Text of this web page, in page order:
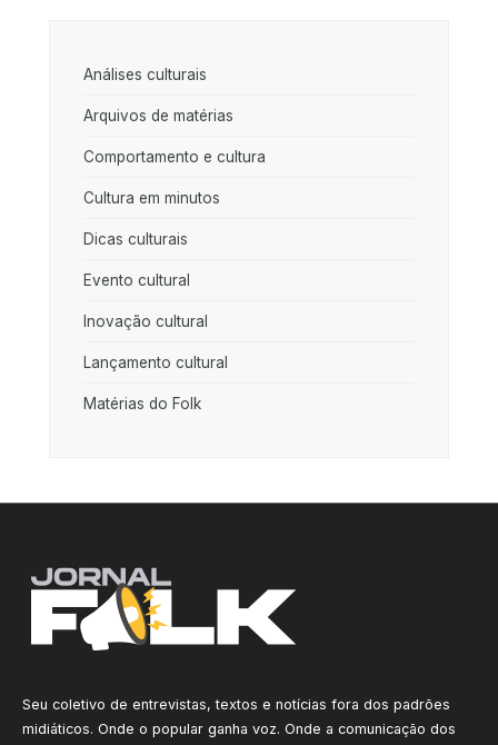
Análises culturais
Arquivos de matérias
Comportamento e cultura
Cultura em minutos
Dicas culturais
Evento cultural
Inovação cultural
Lançamento cultural
Matérias do Folk
Seu coletivo de entrevistas, textos e notícias fora dos padrões
midiáticos. Onde o popular ganha voz. Onde a comunicação dos